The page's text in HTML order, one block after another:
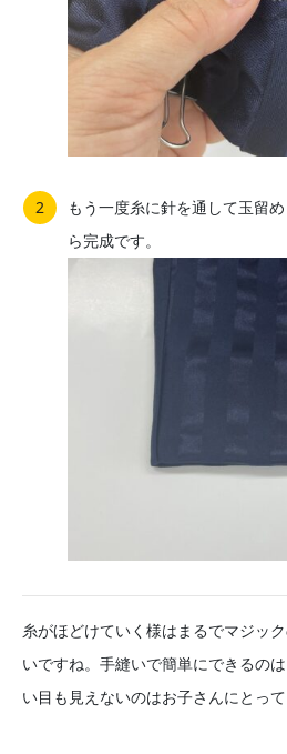
もう一度糸に針を通して玉留
ら完成です。
糸がほどけていく様はまるでマジッ
いですね。手縫いで簡単にできるの
い目も見えないのはお子さんにとって